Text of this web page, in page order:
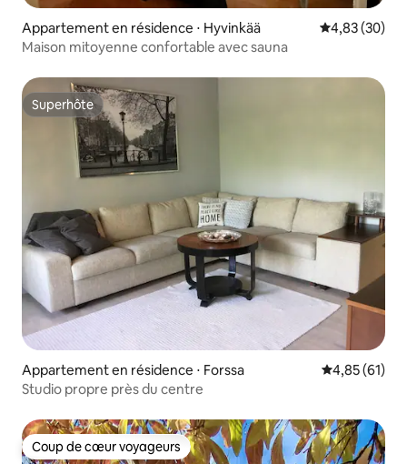
Appartement en résidence ⋅ Hyvinkää Évaluation
4,83 (30)
Maison mitoyenne confortable avec sauna
Superhôte
Superhôte
Appartement en résidence ⋅ Forssa Évaluation
4,85 (61)
Studio propre près du centre
Coup de cœur voyageurs
Coup de cœur voyageurs